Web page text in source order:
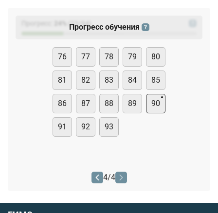
(23
Прогресс обучения ?
76 77 78 79 80
81 82 83 84 85
86 87 88 89 90
91 92 93
4/4